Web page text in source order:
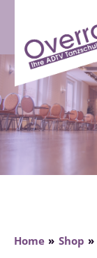
content
Home Shop